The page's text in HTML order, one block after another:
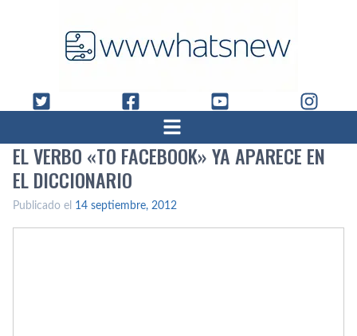
EL VERBO «TO FACEBOOK» YA APARECE EN
EL DICCIONARIO
Publicado el 14 septiembre, 2012